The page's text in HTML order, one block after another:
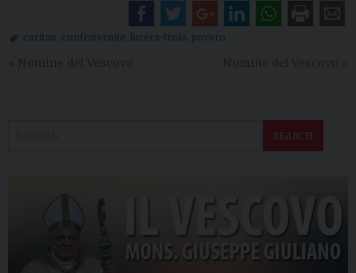
caritas confraternite lucera-troia povero
SEARCH